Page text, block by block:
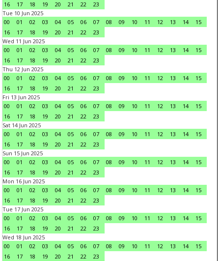
16
17 18 19 20 21 22
23
Tue 10 Jun 2025
00
01 02 03 04 05 06 07 08 09 10 11 12 13 14
15
16
17 18 19 20 21 22
23
Wed 11 Jun 2025
00
01 02 03 04 05 06 07 08 09 10 11 12 13 14
15
16
17 18 19 20 21 22
23
Thu 12 Jun 2025
00
01 02 03 04 05 06 07 08 09 10 11 12 13 14
15
16
17 18 19 20 21 22
23
Fri 13 Jun 2025
00
01 02 03 04 05 06 07 08 09 10 11 12 13 14
15
16
17 18 19 20 21 22
23
Sat 14 Jun 2025
00
01 02 03 04 05 06 07 08 09 10 11 12 13 14
15
16
17 18 19 20 21 22
23
Sun 15 Jun 2025
00
01 02 03 04 05 06 07 08 09 10 11 12 13 14
15
16
17 18 19 20 21 22
23
Mon 16 Jun 2025
00
01 02 03 04 05 06 07 08 09 10 11 12 13 14
15
16
17 18 19 20 21 22
23
Tue 17 Jun 2025
00
01 02 03 04 05 06 07 08 09 10 11 12 13 14
15
16
17 18 19 20 21 22
23
Wed 18 Jun 2025
00
01 02 03 04 05 06 07 08 09 10 11 12 13 14
15
16
17 18 19 20 21 22
23